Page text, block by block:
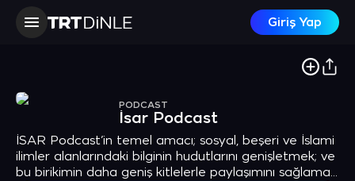
Giriş Yap
PODCAST
İsar Podcast
İSAR Podcast’in temel amacı; sosyal, beşeri ve İslami
ilimler alanlarındaki bilginin hudutlarını genişletmek; ve
bu birikimin daha geniş kitlelerle paylaşımını sağlamak.